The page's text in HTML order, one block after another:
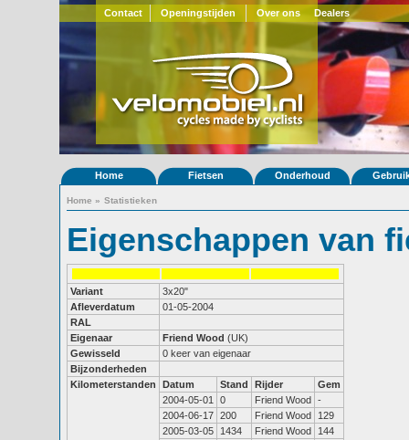
Contact Openingstijden Over ons Dealers
Home Fietsen Onderhoud
Home » Statistieken
Eigenschappen van
Variant
3x20"
Afleverdatum
01-05-2004
RAL
Eigenaar
Friend Wood (UK)
Gewisseld
0 keer van eigenaar
Bijzonderheden
Kilometerstanden
Datum Stand Rijder
Gem
2004-05-01
0 Friend Wood -
2004-06-17 200 Friend Wood
129
2005-03-05
1434 Friend Wood
144